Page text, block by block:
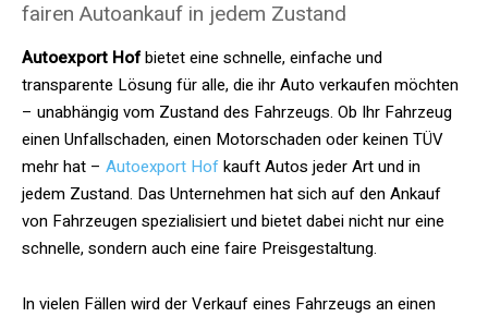
fairen Autoankauf in jedem Zustand
Autoexport Hofbietet eine schnelle, einfache und
transparente Lösung für alle, die ihr Auto verkaufen möchten
– unabhängig vom Zustand des Fahrzeugs. Ob Ihr Fahrzeug
einen Unfallschaden, einen Motorschaden oder keinen TÜV
mehr hat – Autoexport Hofkauft Autos jeder Art und in
jedem Zustand. Das Unternehmen hat sich auf den Ankauf
von Fahrzeugen spezialisiert und bietet dabei nicht nur eine
schnelle, sondern auch eine faire Preisgestaltung.
In vielen Fällen wird der Verkauf eines Fahrzeugs an einen